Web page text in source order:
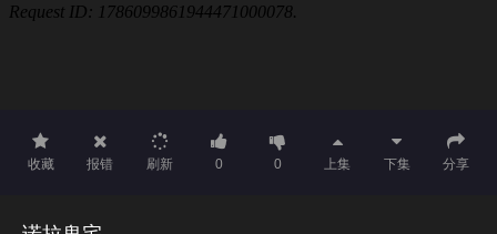
收藏 报错 刷新 0 0 上集 下集 分享